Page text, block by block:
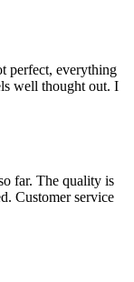
perfect, everything
well thought out. I
far. The quality is
Customer service